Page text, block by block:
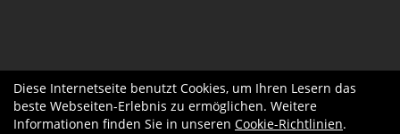
Diese Internetseite benutzt Cookies, um Ihren Lesern das
beste Webseiten-Erlebnis zu ermöglichen. Weitere
Informationen finden Sie in unseren Cookie-Richtlinien.